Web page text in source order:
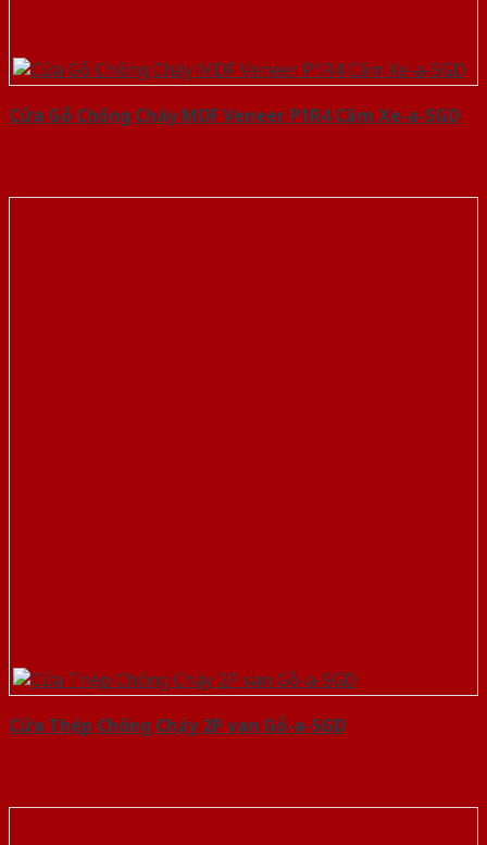
Cửa Gỗ Chống Cháy MDF Veneer P1R4 Căm Xe-a-SGD
Cửa Thép Chống Cháy 2P van Gỗ-a-SGD